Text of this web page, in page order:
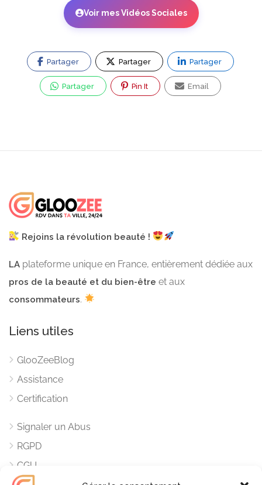
Voir mes Vidéos Sociales
Partager Partager Partager
Partager Pin It Email
Rejoins la révolution beauté !
LA plateforme unique en France, entièrement dédiée aux
pros de la beauté et du bien-être et aux
consommateurs.
Liens utiles
GlooZeeBlog
Assistance
Certification
Signaler un Abus
RGPD
CGU